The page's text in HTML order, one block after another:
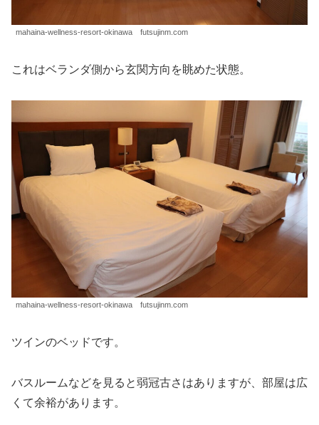
mahaina-wellness-resort-okinawa futsujinm.com
これはベランダ側から玄関方向を眺めた状態。
mahaina-wellness-resort-okinawa futsujinm.com
ツインのベッドです。
バスルームなどを見ると弱冠古さはありますが、部屋は広
くて余裕があります。